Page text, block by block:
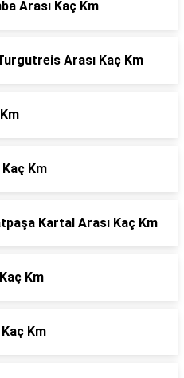
Arası Kaç Km
Arası Kaç Km
Km
Kartal Arası Kaç Km
Km
Km